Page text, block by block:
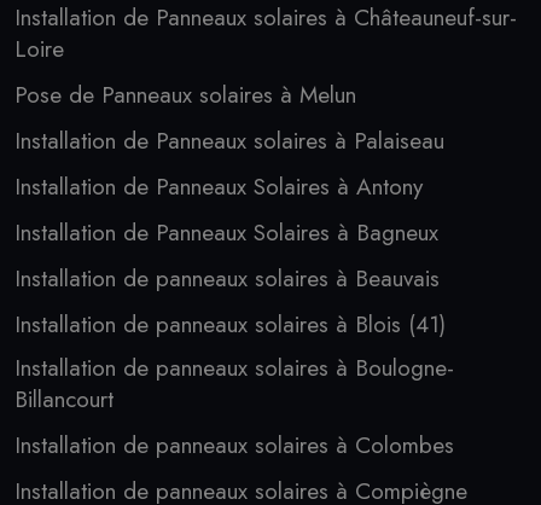
Installation de Panneaux solaires à Châteauneuf-sur-
Loire
Pose de Panneaux solaires à Melun
Installation de Panneaux solaires à Palaiseau
Installation de Panneaux Solaires à Antony
Installation de Panneaux Solaires à Bagneux
Installation de panneaux solaires à Beauvais
Installation de panneaux solaires à Blois (41)
Installation de panneaux solaires à Boulogne-
Billancourt
Installation de panneaux solaires à Colombes
Installation de panneaux solaires à Compiègne